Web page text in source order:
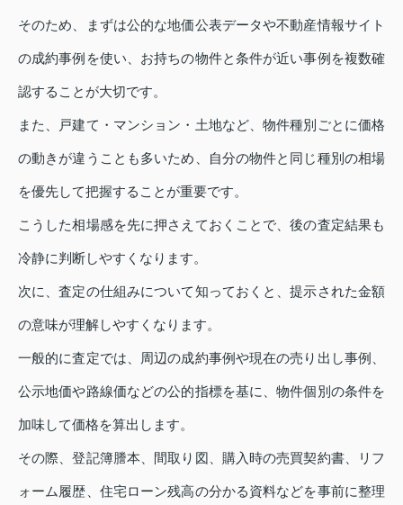
そのため、まずは公的な地価公表データや不動産情報サイト
の成約事例を使い、お持ちの物件と条件が近い事例を複数確
認することが大切です。
また、戸建て・マンション・土地など、物件種別ごとに価格
の動きが違うことも多いため、自分の物件と同じ種別の相場
を優先して把握することが重要です。
こうした相場感を先に押さえておくことで、後の査定結果も
冷静に判断しやすくなります。
次に、査定の仕組みについて知っておくと、提示された金額
の意味が理解しやすくなります。
一般的に査定では、周辺の成約事例や現在の売り出し事例、
公示地価や路線価などの公的指標を基に、物件個別の条件を
加味して価格を算出します。
その際、登記簿謄本、間取り図、購入時の売買契約書、リフ
ォーム履歴、住宅ローン残高の分かる資料などを事前に整理